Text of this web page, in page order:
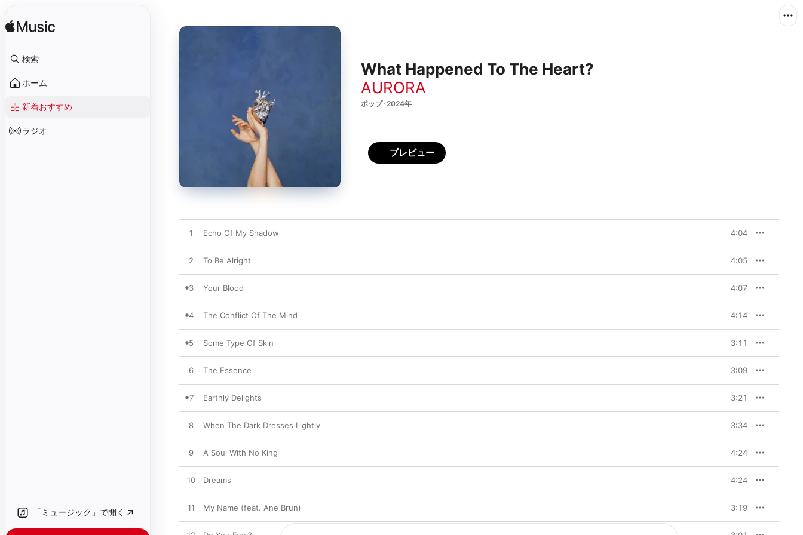
検索
ホーム
新着おすすめ
ラジオ
「ミュージック」で開く
What Happened To The Heart?
AURORA
ポップ · 2024年
プレビュー
1 Echo Of My Shadow 4:04
2 To Be Alright 4:05
3 Your Blood 4:07
4 The Conflict Of The Mind 4:14
5 Some Type Of Skin 3:11
6 The Essence 3:09
7 Earthly Delights 3:21
8 When The Dark Dresses Lightly 3:34
9 A Soul With No King 4:24
10 Dreams 4:24
11 My Name (feat. Ane Brun) 3:19